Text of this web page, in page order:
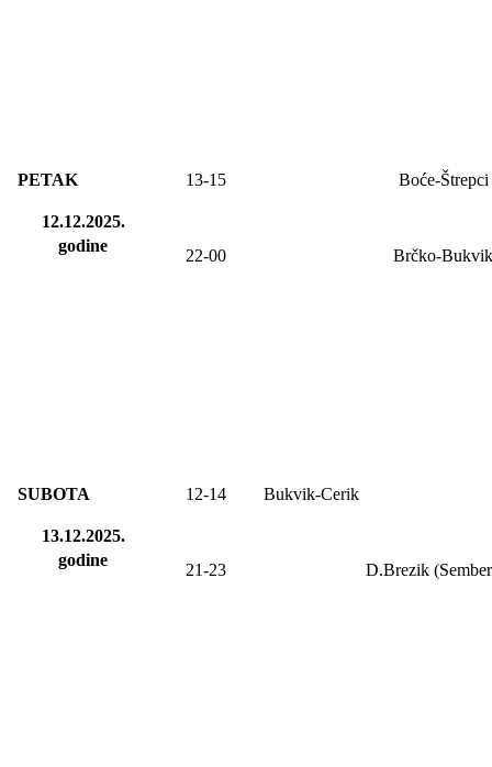
PETAK
12.12.2025.
godine
13-15 Boće-Štrepci
22-00 Brčko-Bukvik
SUBOTA
13.12.2025.
godine
12-14 Bukvik-Cerik
21-23 D.Brezik